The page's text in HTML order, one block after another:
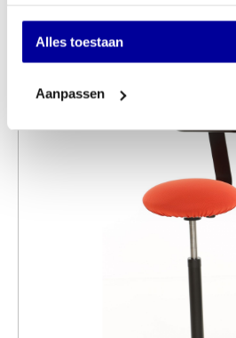
Alles toestaan
Aanpassen